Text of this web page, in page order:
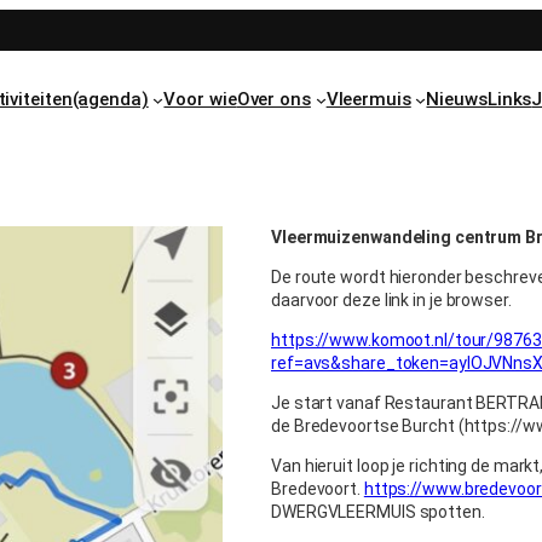
Voor wieOver ons Vleermuis NieuwsLinks
Vleermuizenwandeling centrum
De route wordt hieronder
daarvoor deze link in je browser.
https://www.komoot.nl/tour/
Je start vanaf Restaurant
de Bredevoortse Burcht (https://
Van hieruit loop je richting de
Bredevoort. https://
DWERGVLEERMUIS spotten.